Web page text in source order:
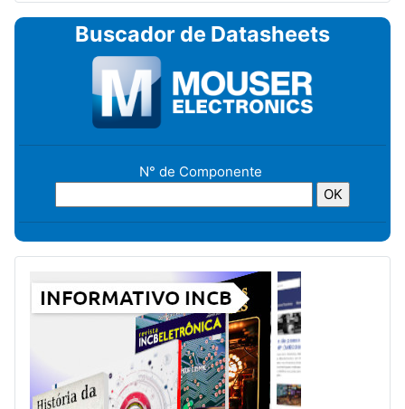
Buscador de Datasheets
N° de Componente